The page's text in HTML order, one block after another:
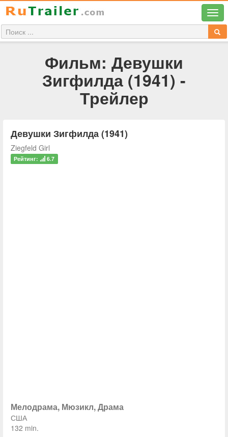
Фильм: Девушки
Зигфилда (1941) -
Трейлер
Девушки Зигфилда (1941)
Ziegfeld Girl
Рейтинг: 6.7
Мелодрама, Мюзикл, Драма
США
132 min.